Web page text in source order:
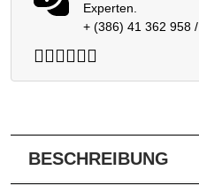
Experten.
+ (386) 41 362 958/
BESCHREIBUNG